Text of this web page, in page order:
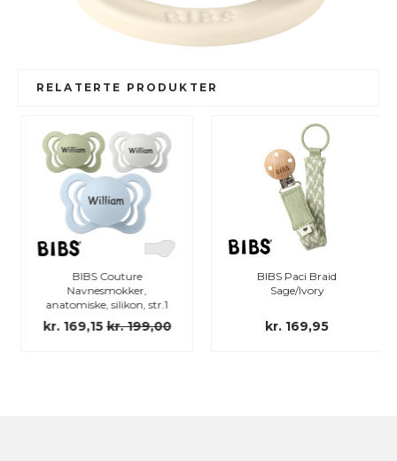
RELATERTE PRODUKTER
BIBS Couture
Navnesmokker,
anatomiske, silikon, str.1
kr. 169,15 kr. 199,00
BIBS Paci Braid
Sage/Ivory
kr. 169,95